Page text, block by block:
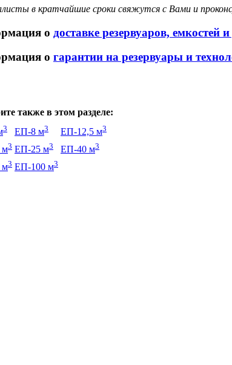
в кратчайшие сроки свяжутся с Вами и
о доставке резервуаров, емкостей
о гарантии на резервуары и
также в этом разделе:
3 ЕП-8 м3 ЕП-12,5 м3
м3 ЕП-25 м3 ЕП-40 м3
м3 ЕП-100 м3